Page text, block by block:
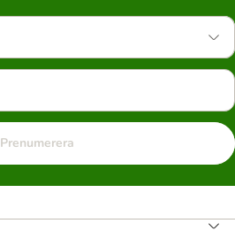
Prenumerera